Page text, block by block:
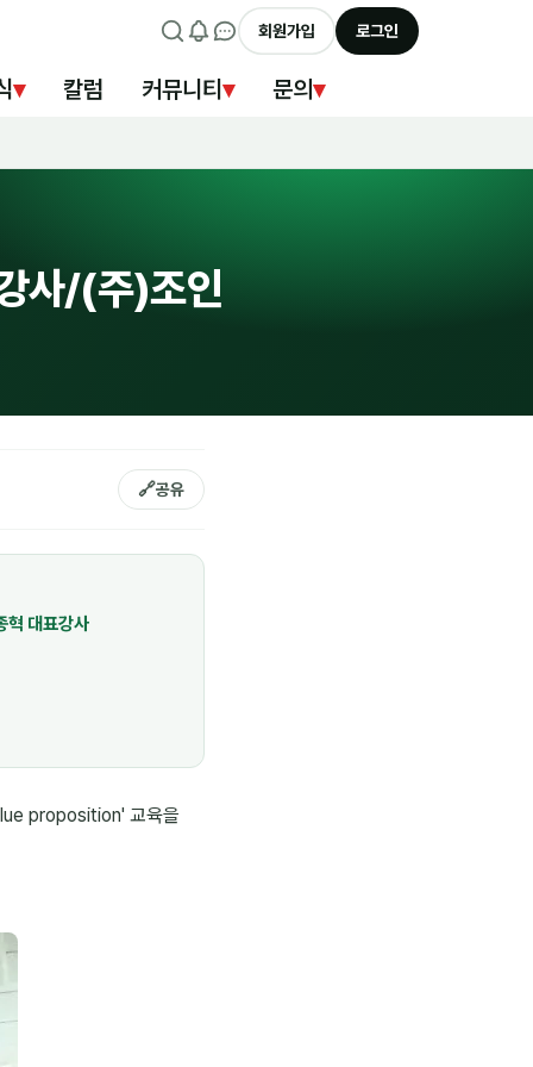
회원가입 로그인
▾ 칼럼 커뮤니티 ▾ 문의▾
사/(주)조인
🔗공유
혁 대표강사
proposition' 교육을